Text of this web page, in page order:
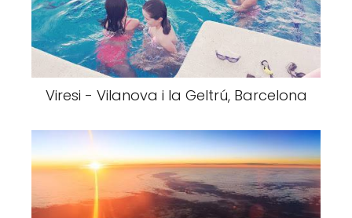
Viresi - Vilanova i la Geltrú, Barcelona